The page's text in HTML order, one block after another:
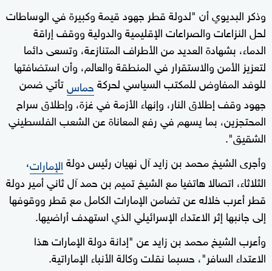
وذكر البديوي أن "لدولة قطر جهود قيمة وكبيرة في الوساطات
لحل النزاعات والصراعات الإقليمية والدولية ووقف إراقة
الدماء، بشهادة العديد من الأطراف المتنازعة، وتسعى دائما
لتعزيز الأمن والاستقرار في المنطقة والعالم، وأن استضافتها
للوفد المفاوض للمكتب السياسي لحركةحماستأتي ضمن
جهود وقف إطلاق النار، وإنهاء الأزمة في غزة، وإطلاق سراح
المحتجزين، بما يسهم في رفع المعاناة عن الشعب الفلسطيني
الشقيق".
وأجرى الشيخ محمد بن زايد آل نهيان رئيس دولةالإمارات،
الثلاثاء، اتصالا هاتفيا مع الشيخ تميم بن حمد آل ثاني أمير دولة
قطر أعرب خلاله عن تضامن الإمارات الكامل مع قطر ووقوفها
إلى جانبها إثر الاعتداء الإسرائيلي الذي استهدف أراضيها.
وأعرب الشيخ محمد بن زايد عن "إدانة دولة الإمارات هذا
الاعتداء السافر"، حسبما نقلت وكالة الأنباء الإماراتية.